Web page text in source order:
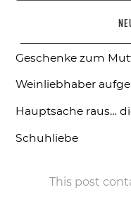
Geschenke zum
Weinliebhaber
Hauptsache raus…
Schuhliebe
This post